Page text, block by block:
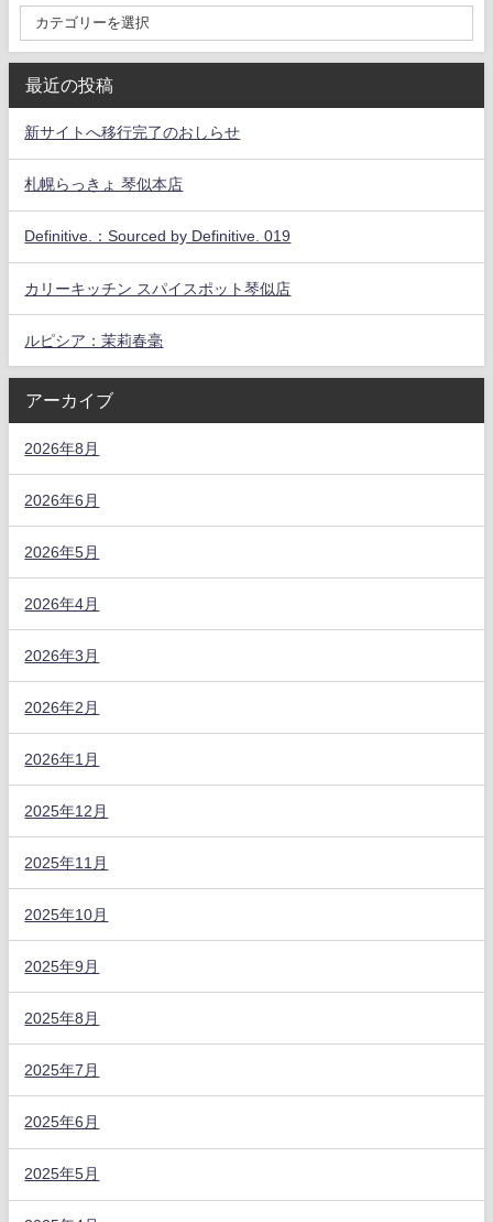
最近の投稿
新サイトへ移行完了のおしらせ
札幌らっきょ 琴似本店
Definitive.：Sourced by Definitive. 019
カリーキッチン スパイスポット琴似店
ルピシア：茉莉春毫
アーカイブ
2026年8月
2026年6月
2026年5月
2026年4月
2026年3月
2026年2月
2026年1月
2025年12月
2025年11月
2025年10月
2025年9月
2025年8月
2025年7月
2025年6月
2025年5月